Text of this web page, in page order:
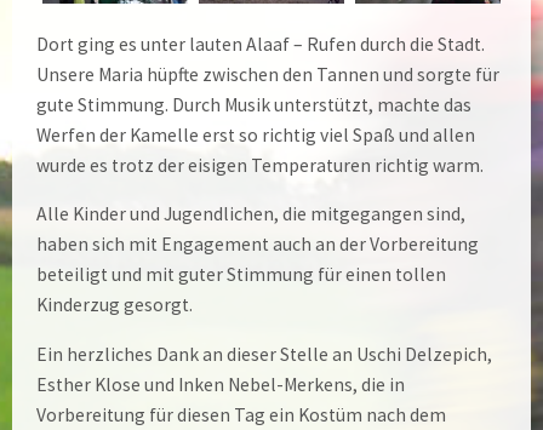
Dort ging es unter lauten Alaaf – Rufen durch die Stadt.
Unsere Maria hüpfte zwischen den Tannen und sorgte für
gute Stimmung. Durch Musik unterstützt, machte das
Werfen der Kamelle erst so richtig viel Spaß und allen
wurde es trotz der eisigen Temperaturen richtig warm.
Alle Kinder und Jugendlichen, die mitgegangen sind,
haben sich mit Engagement auch an der Vorbereitung
beteiligt und mit guter Stimmung für einen tollen
Kinderzug gesorgt.
Ein herzliches Dank an dieser Stelle an Uschi Delzepich,
Esther Klose und Inken Nebel-Merkens, die in
Vorbereitung für diesen Tag ein Kostüm nach dem